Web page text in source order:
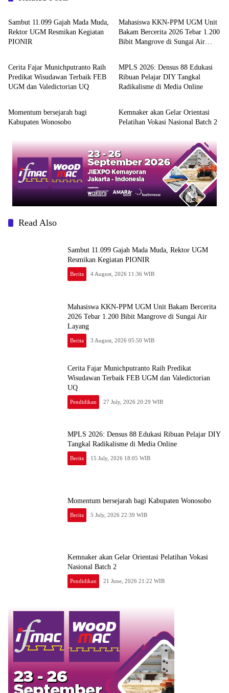
Sambut 11.099 Gajah Mada Muda,
Rektor UGM Resmikan Kegiatan
PIONIR
Mahasiswa KKN-PPM UGM Unit
Bakam Bercerita 2026 Tebar 1.200
Bibit Mangrove di Sungai Air
Pendidikan
Cerita Fajar Munichputranto Raih
Predikat Wisudawan Terbaik FEB
UGM dan Valedictorian UQ
Berita
MPLS 2026: Densus 88 Edukasi
Ribuan Pelajar DIY Tangkal
Radikalisme di Media Online
Berita
Momentum bersejarah bagi
Kabupaten Wonosobo
Pendidikan
Kemnaker akan Gelar Orientasi
Pelatihan Vokasi Nasional Batch 2
Read Also
Sambut 11.099 Gajah Mada Muda, Rektor UGM
Resmikan Kegiatan PIONIR
Berita 4 August, 2026 11:36 WIB
Mahasiswa KKN-PPM UGM Unit Bakam Bercerita
2026 Tebar 1.200 Bibit Mangrove di Sungai Air
Layang
Berita 3 August, 2026 05:50 WIB
Cerita Fajar Munichputranto Raih Predikat
Wisudawan Terbaik FEB UGM dan Valedictorian
UQ
Pendidikan 27 July, 2026 20:29 WIB
MPLS 2026: Densus 88 Edukasi Ribuan Pelajar DIY
Tangkal Radikalisme di Media Online
Berita 15 July, 2026 18:05 WIB
Momentum bersejarah bagi Kabupaten Wonosobo
Berita 5 July, 2026 22:39 WIB
Kemnaker akan Gelar Orientasi Pelatihan Vokasi
Nasional Batch 2
Pendidikan 21 June, 2026 21:22 WIB